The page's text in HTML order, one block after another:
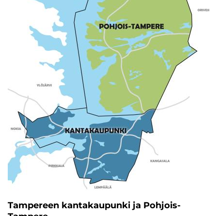
Tam­pe­reen kan­ta­kau­pun­ki ja Pohjois-​